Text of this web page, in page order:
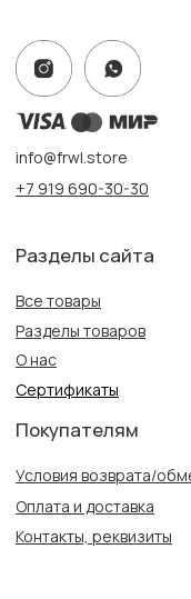
Информация
Политика конфиденциальности
г. Казань, ул. Кремлевская, 2а
Адрес:
г. Казань, ул. Проспект Победы,
ПН-ВС с 10:00 до 22:00